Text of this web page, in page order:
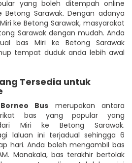
yang boleh ditempah online
Sarawak. Dengan adanya
ke Betong Sarawak, masyarakat
Sarawak dengan mudah. Anda
bas Miri ke Betong Sarawak
tempat duduk anda lebih awal
Tersedia untuk
Bus merupakan antara
bas yang popular yang
Miri ke Betong Sarawak.
laluan ini terjadual sehingga 6
hari. Anda boleh mengambil bas
Manakala, bas terakhir bertolak